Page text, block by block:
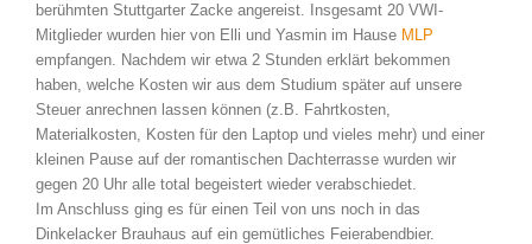
berühmten Stuttgarter Zacke angereist. Insgesamt 20 VWI-
Mitglieder wurden hier von Elli und Yasmin im Hause MLP
empfangen. Nachdem wir etwa 2 Stunden erklärt bekommen
haben, welche Kosten wir aus dem Studium später auf unsere
Steuer anrechnen lassen können (z.B. Fahrtkosten,
Materialkosten, Kosten für den Laptop und vieles mehr) und einer
kleinen Pause auf der romantischen Dachterrasse wurden wir
gegen 20 Uhr alle total begeistert wieder verabschiedet.
Im Anschluss ging es für einen Teil von uns noch in das
Dinkelacker Brauhaus auf ein gemütliches Feierabendbier.